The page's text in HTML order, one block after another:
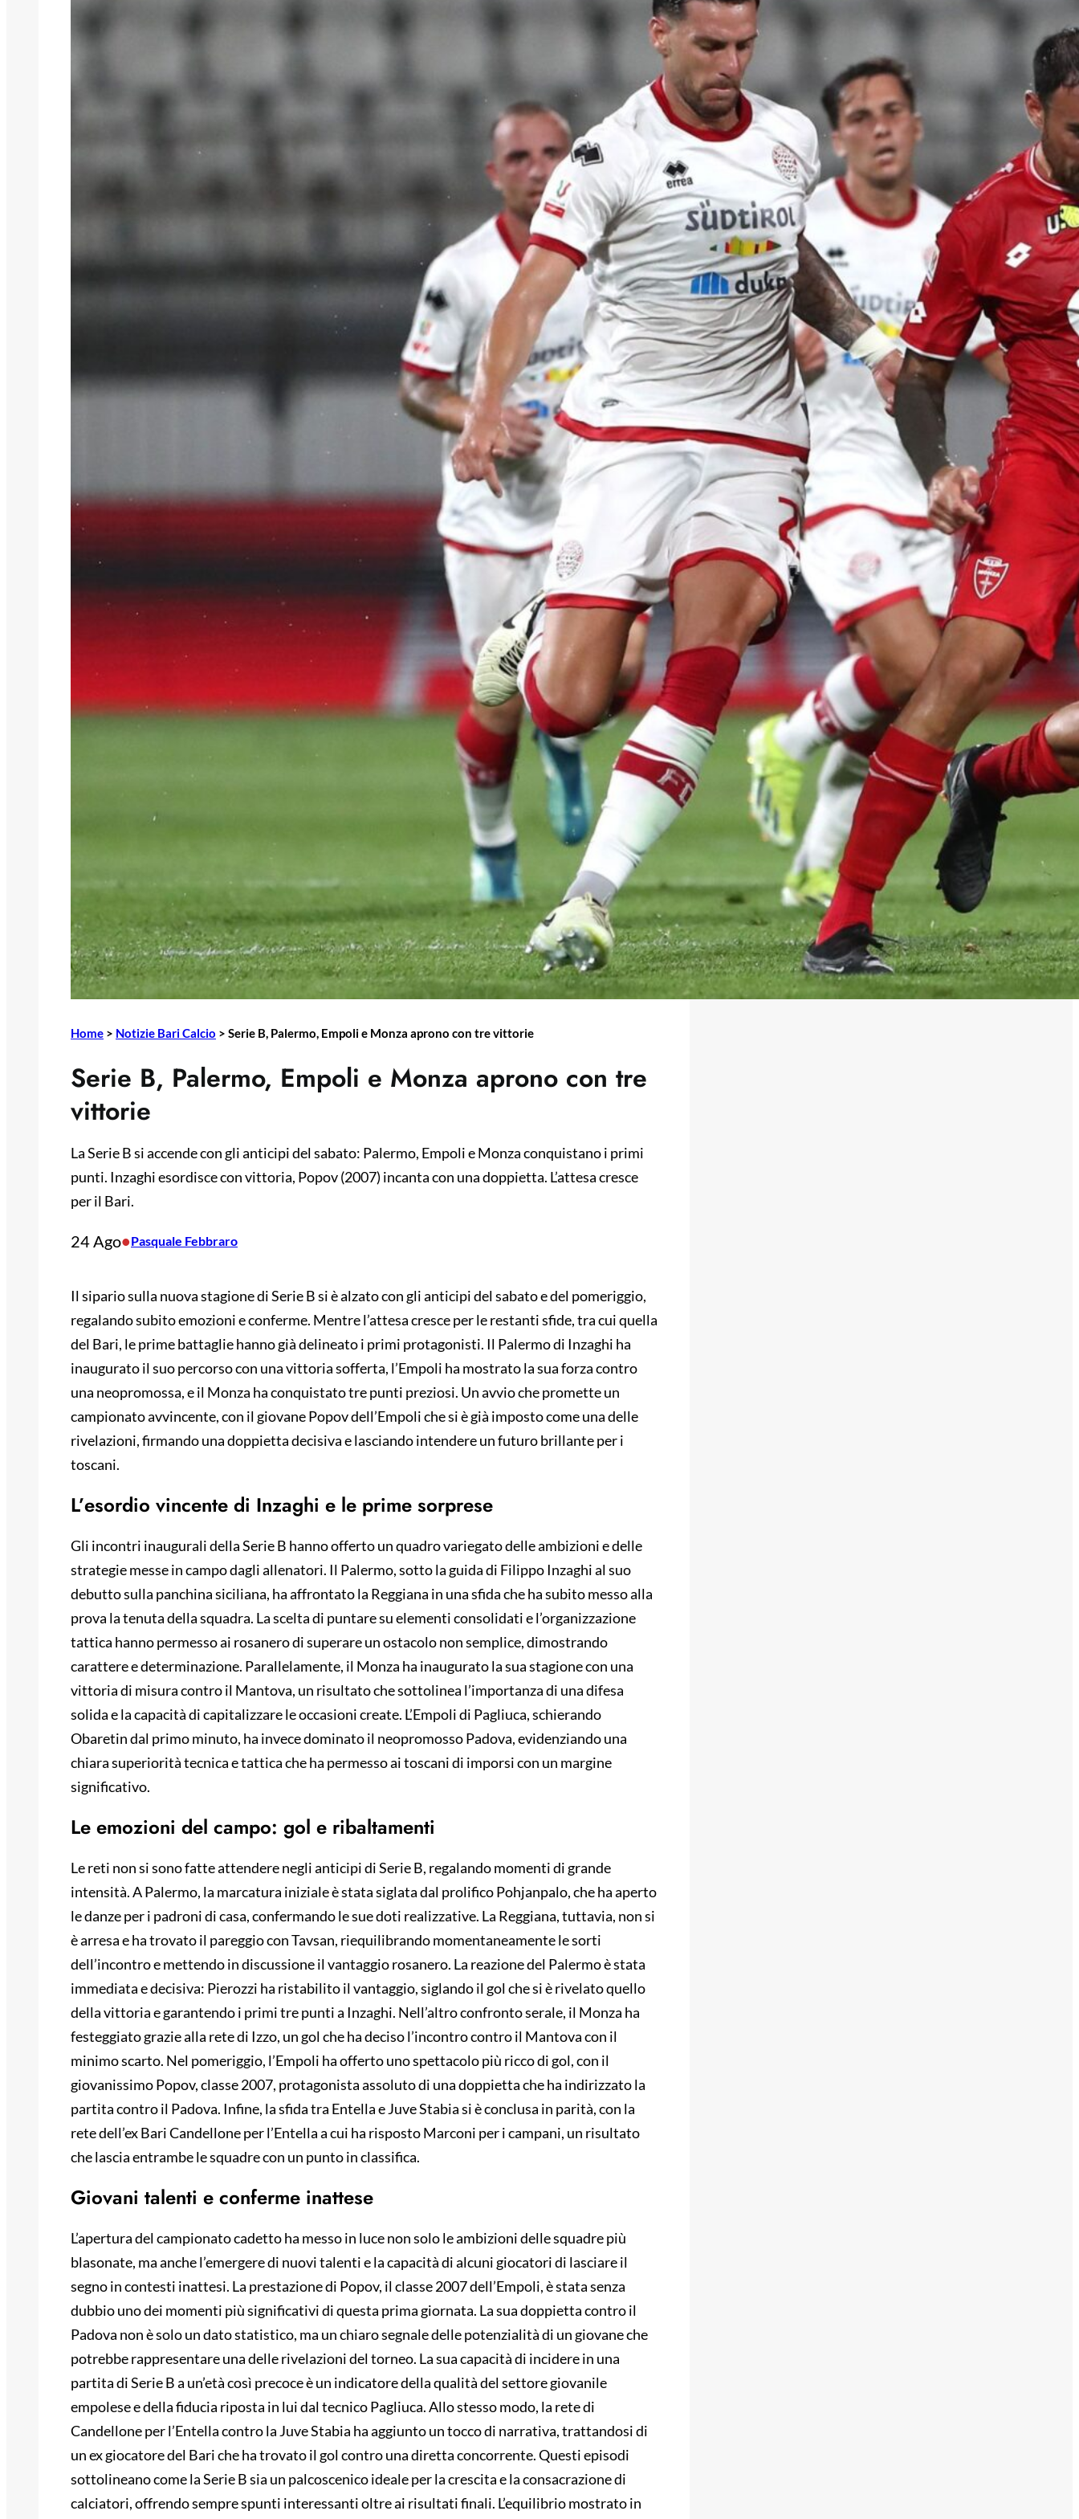
Home > Notizie Bari Calcio > Serie B, Palermo, Empoli e Monza aprono con tre vittorie
Serie B, Palermo, Empoli e Monza aprono con tre
vittorie
La Serie B si accende con gli anticipi del sabato: Palermo, Empoli e Monza conquistano i primi
punti. Inzaghi esordisce con vittoria, Popov (2007) incanta con una doppietta. L’attesa cresce
per il Bari.
24 Ago•Pasquale Febbraro
Il sipario sulla nuova stagione di Serie B si è alzato con gli anticipi del sabato e del pomeriggio,
regalando subito emozioni e conferme. Mentre l’attesa cresce per le restanti sfide, tra cui quella
del Bari, le prime battaglie hanno già delineato i primi protagonisti. Il Palermo di Inzaghi ha
inaugurato il suo percorso con una vittoria sofferta, l’Empoli ha mostrato la sua forza contro
una neopromossa, e il Monza ha conquistato tre punti preziosi. Un avvio che promette un
campionato avvincente, con il giovane Popov dell’Empoli che si è già imposto come una delle
rivelazioni, firmando una doppietta decisiva e lasciando intendere un futuro brillante per i
toscani.
L’esordio vincente di Inzaghi e le prime sorprese
Gli incontri inaugurali della Serie B hanno offerto un quadro variegato delle ambizioni e delle
strategie messe in campo dagli allenatori. Il Palermo, sotto la guida di Filippo Inzaghi al suo
debutto sulla panchina siciliana, ha affrontato la Reggiana in una sfida che ha subito messo alla
prova la tenuta della squadra. La scelta di puntare su elementi consolidati e l’organizzazione
tattica hanno permesso ai rosanero di superare un ostacolo non semplice, dimostrando
carattere e determinazione. Parallelamente, il Monza ha inaugurato la sua stagione con una
vittoria di misura contro il Mantova, un risultato che sottolinea l’importanza di una difesa
solida e la capacità di capitalizzare le occasioni create. L’Empoli di Pagliuca, schierando
Obaretin dal primo minuto, ha invece dominato il neopromosso Padova, evidenziando una
chiara superiorità tecnica e tattica che ha permesso ai toscani di imporsi con un margine
significativo.
Le emozioni del campo: gol e ribaltamenti
Le reti non si sono fatte attendere negli anticipi di Serie B, regalando momenti di grande
intensità. A Palermo, la marcatura iniziale è stata siglata dal prolifico Pohjanpalo, che ha aperto
le danze per i padroni di casa, confermando le sue doti realizzative. La Reggiana, tuttavia, non si
è arresa e ha trovato il pareggio con Tavsan, riequilibrando momentaneamente le sorti
dell’incontro e mettendo in discussione il vantaggio rosanero. La reazione del Palermo è stata
immediata e decisiva: Pierozzi ha ristabilito il vantaggio, siglando il gol che si è rivelato quello
della vittoria e garantendo i primi tre punti a Inzaghi. Nell’altro confronto serale, il Monza ha
festeggiato grazie alla rete di Izzo, un gol che ha deciso l’incontro contro il Mantova con il
minimo scarto. Nel pomeriggio, l’Empoli ha offerto uno spettacolo più ricco di gol, con il
giovanissimo Popov, classe 2007, protagonista assoluto di una doppietta che ha indirizzato la
partita contro il Padova. Infine, la sfida tra Entella e Juve Stabia si è conclusa in parità, con la
rete dell’ex Bari Candellone per l’Entella a cui ha risposto Marconi per i campani, un risultato
che lascia entrambe le squadre con un punto in classifica.
Giovani talenti e conferme inattese
L’apertura del campionato cadetto ha messo in luce non solo le ambizioni delle squadre più
blasonate, ma anche l’emergere di nuovi talenti e la capacità di alcuni giocatori di lasciare il
segno in contesti inattesi. La prestazione di Popov, il classe 2007 dell’Empoli, è stata senza
dubbio uno dei momenti più significativi di questa prima giornata. La sua doppietta contro il
Padova non è solo un dato statistico, ma un chiaro segnale delle potenzialità di un giovane che
potrebbe rappresentare una delle rivelazioni del torneo. La sua capacità di incidere in una
partita di Serie B a un’età così precoce è un indicatore della qualità del settore giovanile
empolese e della fiducia riposta in lui dal tecnico Pagliuca. Allo stesso modo, la rete di
Candellone per l’Entella contro la Juve Stabia ha aggiunto un tocco di narrativa, trattandosi di
un ex giocatore del Bari che ha trovato il gol contro una diretta concorrente. Questi episodi
sottolineano come la Serie B sia un palcoscenico ideale per la crescita e la consacrazione di
calciatori, offrendo sempre spunti interessanti oltre ai risultati finali. L’equilibrio mostrato in
Ripescaggio in Serie B per il Bari: la
speranza è legata alla crisi della Juve
28 Maggio 2026
Futuro Bari, Leccese a De Laurentiis:
“Serve un piano industriale serio,
non siamo una seconda squadra”
27 Maggio 2026